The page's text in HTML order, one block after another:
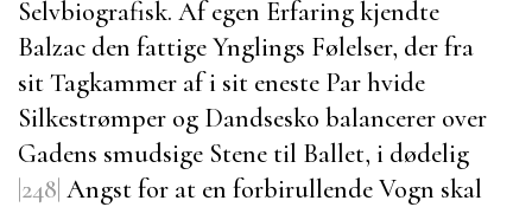
Selvbiografisk. Af egen Erfaring kjendte
Balzac den fattige Ynglings Følelser, der fra
sit Tagkammer af i sit eneste Par hvide
Silkestrømper og Dandsesko balancerer over
Gadens smudsige Stene til Ballet, i dødelig
|248| Angst for at en forbirullende Vogn skal